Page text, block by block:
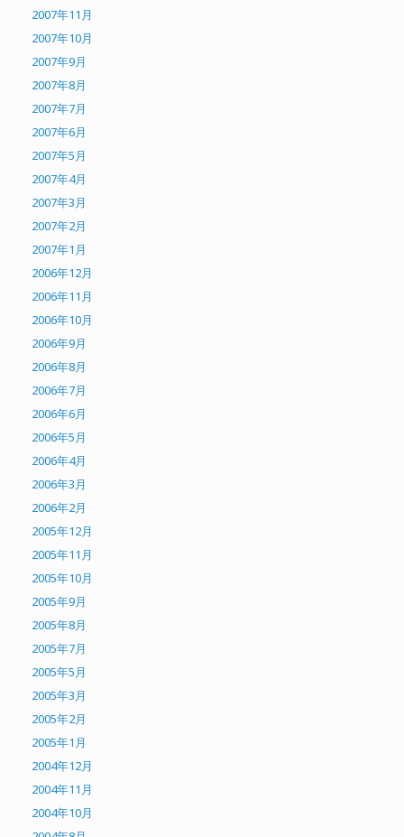
2007年11月
2007年10月
2007年9月
2007年8月
2007年7月
2007年6月
2007年5月
2007年4月
2007年3月
2007年2月
2007年1月
2006年12月
2006年11月
2006年10月
2006年9月
2006年8月
2006年7月
2006年6月
2006年5月
2006年4月
2006年3月
2006年2月
2005年12月
2005年11月
2005年10月
2005年9月
2005年8月
2005年7月
2005年5月
2005年3月
2005年2月
2005年1月
2004年12月
2004年11月
2004年10月